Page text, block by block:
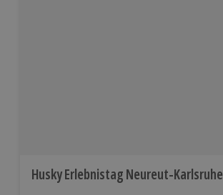
Husky Erlebnistag Neureut-Karlsruhe